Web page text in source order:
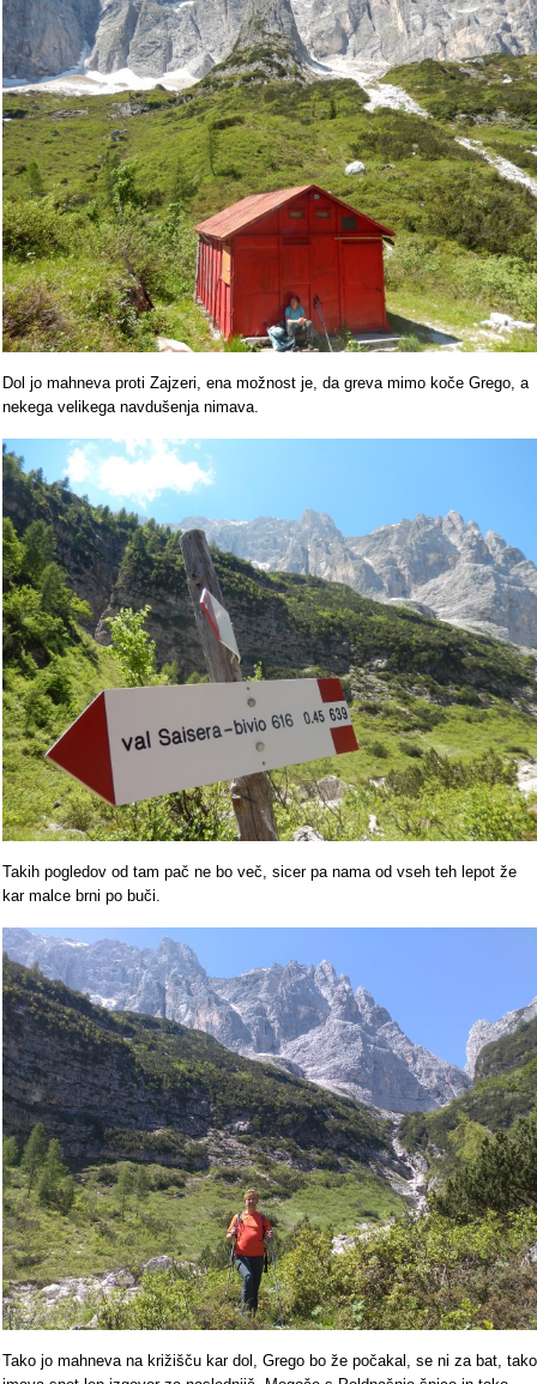
Dol jo mahneva proti Zajzeri, ena možnost je, da greva mimo koče Grego, a
nekega velikega navdušenja nimava.
Takih pogledov od tam pač ne bo več, sicer pa nama od vseh teh lepot že
kar malce brni po buči.
Tako jo mahneva na križišču kar dol, Grego bo že počakal, se ni za bat, tako